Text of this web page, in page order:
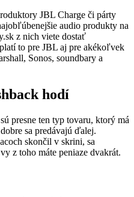
JBL Charge či párty
audio produkty na
z nich viete dostať
to pre JBL aj pre akékoľvek
Sonos, soundbary a
hodí
presne ten typ tovaru, ktorý má
sa predávajú ďalej.
skončil v skrini, sa
z toho máte peniaze dvakrát.